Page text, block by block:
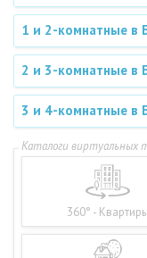
1 и 2-комнатные в
2 и 3-комнатные в
3 и 4-комнатные в
360° -